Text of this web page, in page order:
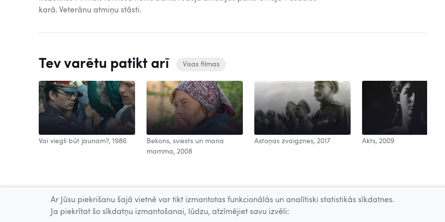
karā. Veterānu atmiņu stāsti.
Tev varētu patikt arī Visas filmas
Vai viegli būt jaunam?, 1986
Bekons, sviests un mana
mamma, 2008
Astoņas zvaigznes, 2017 Akts, 2009
Ar Jūsu piekrišanu šajā vietnē var tikt izmantotas funkcionālās un analītiski statistikās sīkdatnes.
Ja piekrītat šo sīkdatņu izmantošanai, lūdzu, atzīmējiet savu izvēli: